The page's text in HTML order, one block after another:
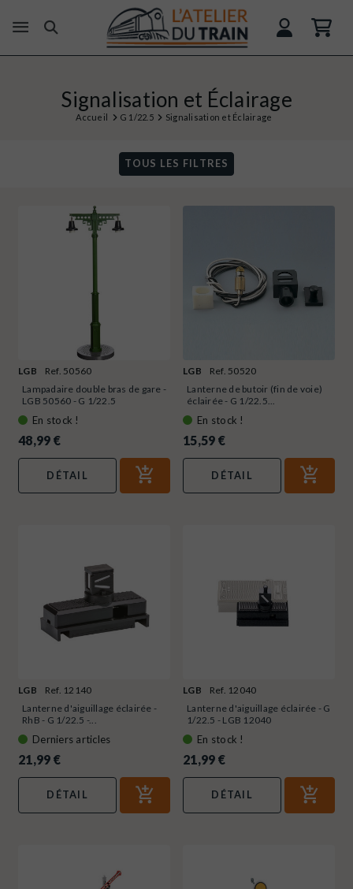
Signalisation et Éclairage
Accueil G 1/22.5 Signalisation et Éclairage
TOUS LES FILTRES
LGB
Ref. 50560
Lampadaire double bras de gare -
LGB 50560 - G 1/22.5
En stock !
48,99 €
DÉTAIL
LGB
Ref. 50520
Lanterne de butoir (fin de voie)
éclairée - G 1/22.5...
En stock !
15,59 €
DÉTAIL
LGB
Ref. 12140
Lanterne d'aiguillage éclairée -
RhB - G 1/22.5 -...
Derniers articles
21,99 €
DÉTAIL
LGB
Ref. 12040
Lanterne d'aiguillage éclairée - G
1/22.5 - LGB 12040
En stock !
21,99 €
DÉTAIL